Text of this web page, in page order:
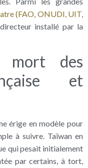
(FAO, ONUDI, UIT,
installé par la
mort des
et
érige en modèle pour
à suivre. Taïwan en
qui pesait initialement
par certains, à tort,